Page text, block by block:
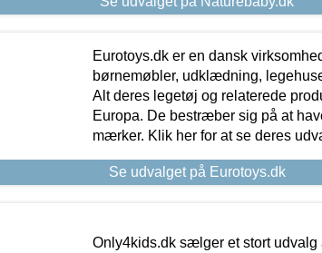
Eurotoys.dk er en dansk
børnemøbler, udklædning,
Alt deres legetøj og relaterede
Europa. De bestræber sig på at
mærker. Klik her for at se deres
Se udvalget på Eurotoys.dk
Only4kids.dk sælger et stort